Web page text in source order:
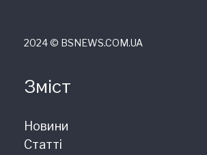
2024 © ВSNEWS.COM.UA
Зміст
Новини
Статті